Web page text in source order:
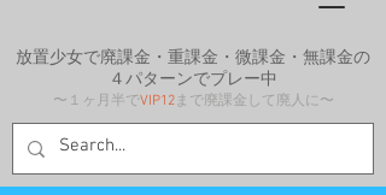
放置少女で廃課金・重課金・微課金・無課金の
４パターンでプレー中
〜１ヶ月半でVIP12まで廃課金して廃人に〜